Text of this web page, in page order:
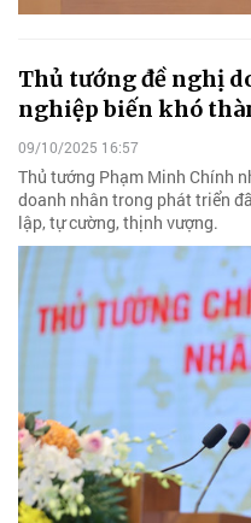
Thủ tướng đề nghị
nghiệp biến khó
09/10/2025 16:57
Thủ tướng Phạm Minh Chính
doanh nhân trong phát triển
lập, tự cường, thịnh vượng.